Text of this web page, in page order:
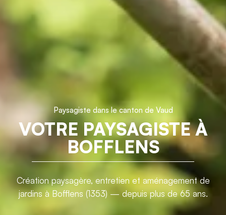
Paysagiste dans le canton de Vaud
VOTRE PAYSAGISTE À
BOFFLENS
Création paysagère, entretien et aménagement de
jardins à Bofflens (1353) — depuis plus de 65 ans.